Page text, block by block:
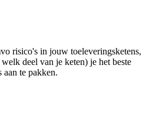
risico's in jouw toeleveringsketens,
deel van je keten) je het beste
aan te pakken.